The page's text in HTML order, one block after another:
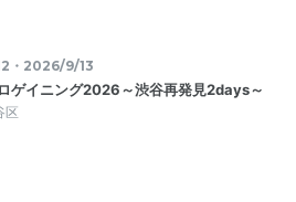
・2026/9/13
ゲイニング2026～渋谷再発見2days～
区